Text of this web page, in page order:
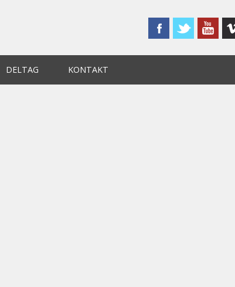
DELTAG KONTAKT